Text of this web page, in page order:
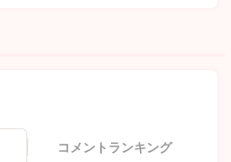
コメントランキング